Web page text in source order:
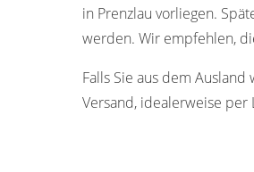
in Prenzlau vorliegen.
werden. Wir empfehlen,
Falls Sie aus dem
Versand, idealerweise per